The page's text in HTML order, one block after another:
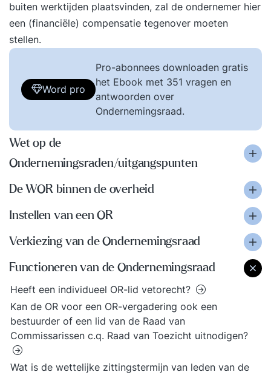
buiten werktijden plaatsvinden, zal de ondernemer hier
een (financiële) compensatie tegenover moeten
stellen.
Word pro
Pro-abonnees downloaden gratis
het Ebook met 351 vragen en
antwoorden over
Ondernemingsraad.
Wet op de
Ondernemingsraden/uitgangspunten
De WOR binnen de overheid
Instellen van een OR
Verkiezing van de Ondernemingsraad
Functioneren van de Ondernemingsraad
Heeft een individueel OR-lid vetorecht?
Kan de OR voor een OR-vergadering ook een
bestuurder of een lid van de Raad van
Commissarissen c.q. Raad van Toezicht uitnodigen?
Wat is de wettelijke zittingstermijn van leden van de